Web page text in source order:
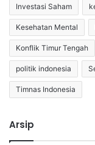
Investasi Saham
Kesehatan Mental
Konflik Timur Tengah
politik indonesia
Timnas Indonesia
Arsip